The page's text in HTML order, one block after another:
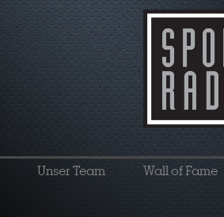
Unser Team Wall of Fame